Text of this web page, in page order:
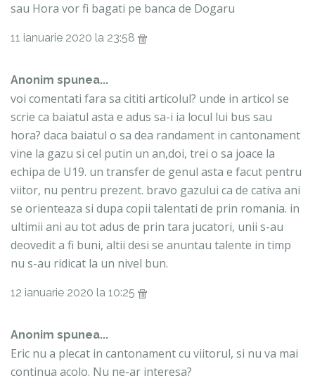
sau Hora vor fi bagati pe banca de Dogaru
11 ianuarie 2020 la 23:58
Anonim spunea...
voi comentati fara sa cititi articolul? unde in articol se
scrie ca baiatul asta e adus sa-i ia locul lui bus sau
hora? daca baiatul o sa dea randament in cantonament
vine la gazu si cel putin un an,doi, trei o sa joace la
echipa de U19. un transfer de genul asta e facut pentru
viitor, nu pentru prezent. bravo gazului ca de cativa ani
se orienteaza si dupa copii talentati de prin romania. in
ultimii ani au tot adus de prin tara jucatori, unii s-au
deovedit a fi buni, altii desi se anuntau talente in timp
nu s-au ridicat la un nivel bun.
12 ianuarie 2020 la 10:25
Anonim spunea...
Eric nu a plecat in cantonament cu viitorul, si nu va mai
continua acolo. Nu ne-ar interesa?